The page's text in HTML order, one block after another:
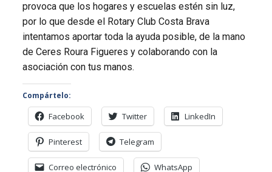
provoca que los hogares y escuelas estén sin luz,
por lo que desde el Rotary Club Costa Brava
intentamos aportar toda la ayuda posible, de la mano
de Ceres Roura Figueres y colaborando con la
asociación con tus manos.
Compártelo:
Facebook Twitter LinkedIn
Pinterest Telegram
Correo electrónico WhatsApp